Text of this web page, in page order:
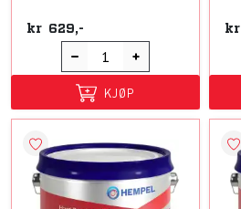
kr 629,-
KJØP
kr